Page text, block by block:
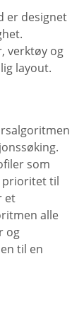
er designet
verktøy og
layout.
som
prioritet til
et
alle
og
til en